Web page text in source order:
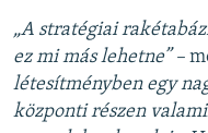
„A stratégiai
ez mi más lehetne” –
létesítményben egy
központi részen